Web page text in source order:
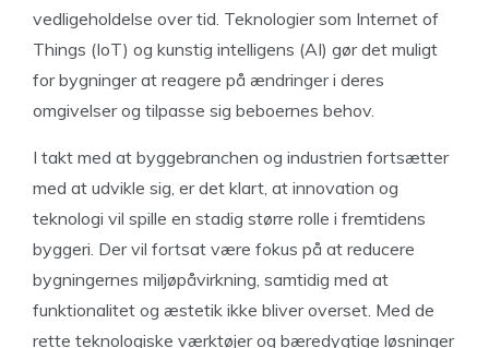
vedligeholdelse over tid. Teknologier som Internet of
Things (IoT) og kunstig intelligens (AI) gør det muligt
for bygninger at reagere på ændringer i deres
omgivelser og tilpasse sig beboernes behov.
I takt med at byggebranchen og industrien fortsætter
med at udvikle sig, er det klart, at innovation og
teknologi vil spille en stadig større rolle i fremtidens
byggeri. Der vil fortsat være fokus på at reducere
bygningernes miljøpåvirkning, samtidig med at
funktionalitet og æstetik ikke bliver overset. Med de
rette teknologiske værktøjer og bæredygtige løsninger